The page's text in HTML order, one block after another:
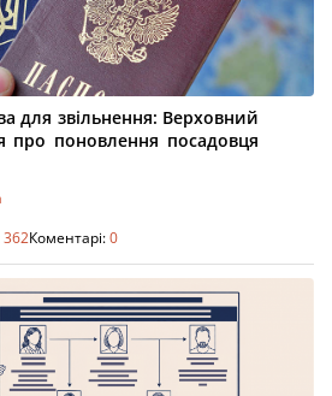
для звільнення: Верховний
про поновлення посадовця
362Коментарі:0